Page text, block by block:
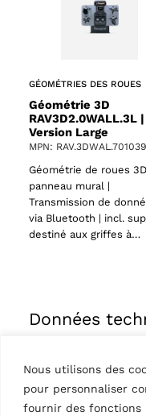
Nous utilisons des
pour personnaliser
fournir des fonctions
GÉOMÉTRIES DES ROUES
Géométrie 3D
RAV3D2.0WALL.3L |
Version Large
MPN: RAV.3DWAL.701039
Géométrie de roues
panneau mural |
Transmission de
via Bluetooth | incl.
destiné aux griffes à…
Données